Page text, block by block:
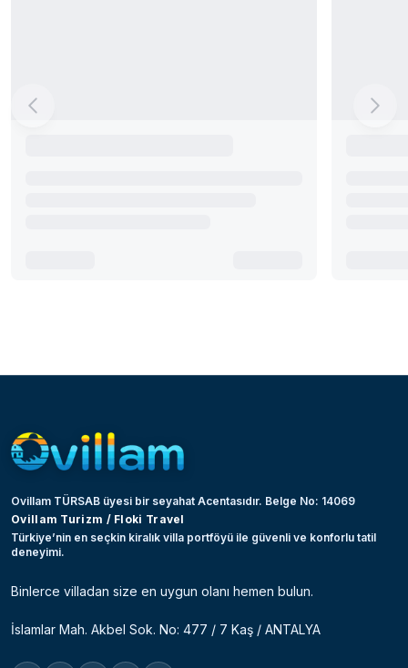
Ovillam TÜRSAB üyesi bir seyahat Acentasıdır. Belge No: 14069
Ovillam Turizm / Floki Travel
Türkiye’nin en seçkin kiralık villa portföyü ile güvenli ve konforlu tatil
deneyimi.
Binlerce villadan size en uygun olanı hemen bulun.
İslamlar Mah. Akbel Sok. No: 477 / 7 Kaş / ANTALYA